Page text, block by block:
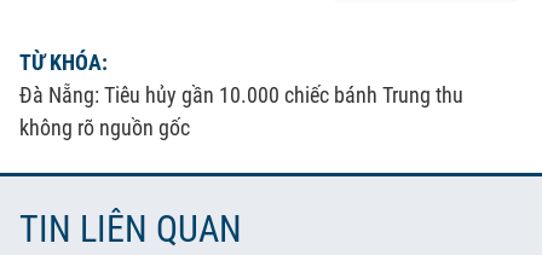
TỪ KHÓA:
Đà Nẵng: Tiêu hủy gần 10.000 chiếc bánh Trung thu
không rõ nguồn gốc
TIN LIÊN QUAN